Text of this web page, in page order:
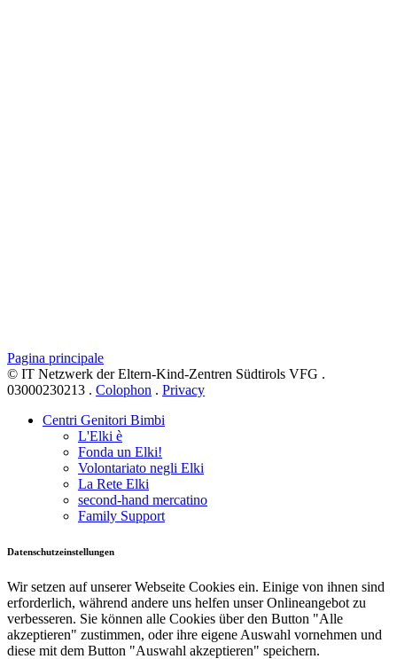
Pagina principale
© IT Netzwerk der Eltern-Kind-Zentren Südtirols VFG .
03000230213 . Colophon . Privacy
Centri Genitori Bimbi
L'Elki è
Fonda un Elki!
Volontariato negli Elki
La Rete Elki
second-hand mercatino
Family Support
Datenschutzeinstellungen
Wir setzen auf unserer Webseite Cookies ein. Einige von ihnen sind
erforderlich, während andere uns helfen unser Onlineangebot zu
verbesseren. Sie können alle Cookies über den Button "Alle
akzeptieren" zustimmen, oder ihre eigene Auswahl vornehmen und
diese mit dem Button "Auswahl akzeptieren" speichern.